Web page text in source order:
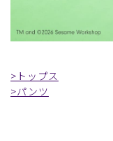
>トップス
>パンツ